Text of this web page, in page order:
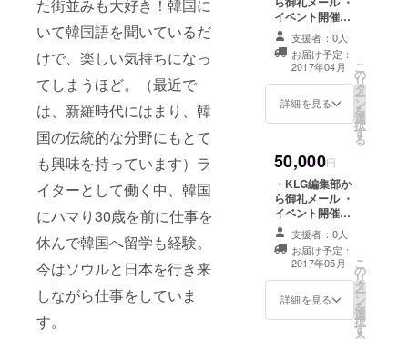
た街並みも大好き！韓国に
いて韓国語を聞いているだ
けで、楽しい気持ちになっ
てしまうほど。（最近で
は、新羅時代にはまり、韓
国の伝統的な分野にもとて
も興味を持っています）ラ
イターとして働く中、韓国
にハマり30歳を前に仕事を
休んで韓国へ留学も経験。
今はソウルと日本を行き来
しながら仕事をしていま
す。
イベント開催に
向けた経過レ
ポート ・KLGス
タッフ
（instagram@s
aliy83）がつく
る、あなただけ
「KLGPartyinJ
pana」イベント
VIPペアチケット
※韓国への渡航費
は自己負担とな
ります。
支援者：0人
お届け予定：
2017年04月
詳細を見る
こ
の
リ
タ
ー
ン
を
選
択
す
る
50,000円
・KLG編集部か
ら御礼メール ・
イベント開催に
向けた経過レ
ポート ・KLGス
タッフが厳選し
た利川の陶磁器
セット ・
「KLGPartyinJ
apan」イベント
VIPペアチケット
支援者：0人
お届け予定：
2017年05月
詳細を見る
こ
の
リ
タ
ー
ン
を
選
択
す